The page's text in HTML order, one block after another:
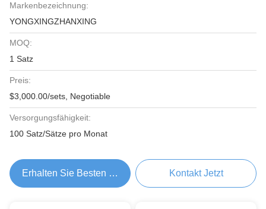
Markenbezeichnung:
YONGXINGZHANXING
MOQ:
1 Satz
Preis:
$3,000.00/sets, Negotiable
Versorgungsfähigkeit:
100 Satz/Sätze pro Monat
Erhalten Sie Besten Preis Kontakt Jetzt